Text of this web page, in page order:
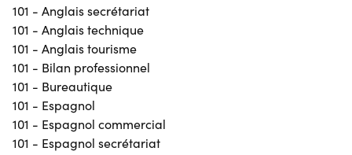
101 - Anglais secrétariat
101 - Anglais technique
101 - Anglais tourisme
101 - Bilan professionnel
101 - Bureautique
101 - Espagnol
101 - Espagnol commercial
101 - Espagnol secrétariat